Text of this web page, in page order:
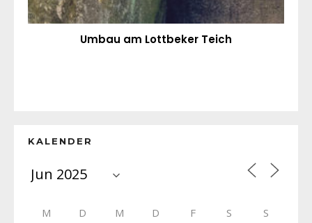
Umbau am Lottbeker Teich
KALENDER
M D M D F S S